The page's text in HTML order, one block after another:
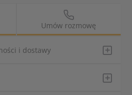
Umów rozmowę
i dostawy